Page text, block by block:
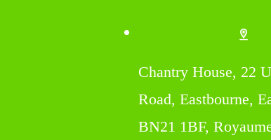
Chantry House, 22
Road, Eastbourne,
BN21 1BF,